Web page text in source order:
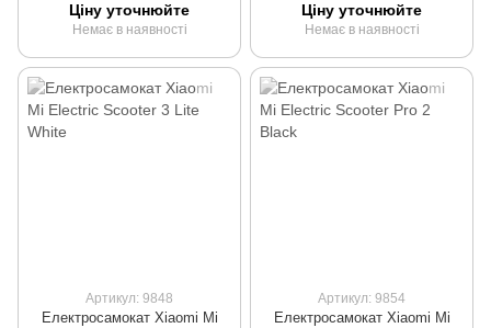
Ціну уточнюйте
Немає в наявності
Ціну уточнюйте
Немає в наявності
Артикул: 9848
Електросамокат Xiaomi Mi
Артикул: 9854
Електросамокат Xiaomi Mi